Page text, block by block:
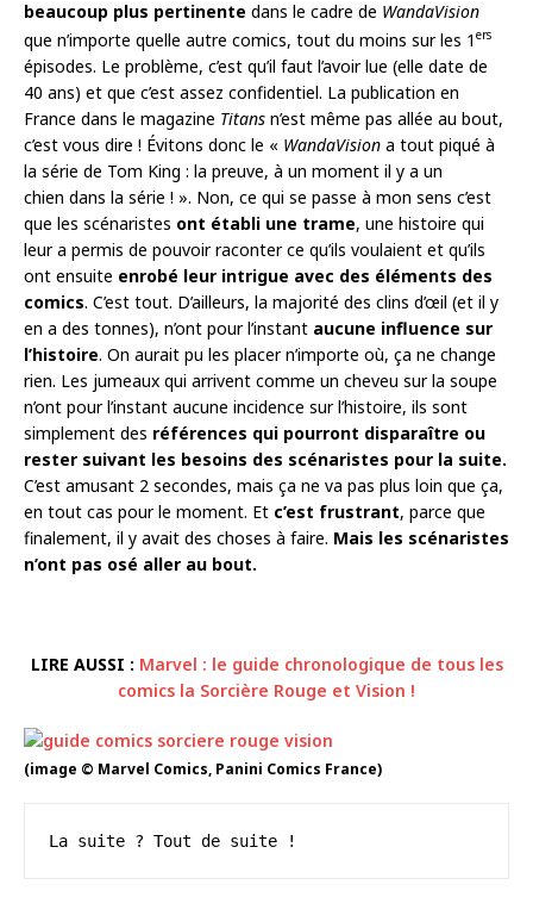
beaucoup plus pertinente dans le cadre de WandaVision
que n’importe quelle autre comics, tout du moins sur les 1 ers
épisodes. Le problème, c’est qu’il faut l’avoir lue (elle date de
40 ans) et que c’est assez confidentiel. La publication en
France dans le magazine Titans n’est même pas allée au bout,
c’est vous dire ! Évitons donc le « WandaVision a tout piqué à
la série de Tom King : la preuve, à un moment il y a un
chien dans la série ! ». Non, ce qui se passe à mon sens c’est
que les scénaristes ont établi une trame, une histoire qui
leur a permis de pouvoir raconter ce qu’ils voulaient et qu’ils
ont ensuite enrobé leur intrigue avec des éléments des
comics. C’est tout. D’ailleurs, la majorité des clins d’œil (et il y
en a des tonnes), n’ont pour l’instant aucune influence sur
l’histoire. On aurait pu les placer n’importe où, ça ne change
rien. Les jumeaux qui arrivent comme un cheveu sur la soupe
n’ont pour l’instant aucune incidence sur l’histoire, ils sont
simplement des références qui pourront disparaître ou
rester suivant les besoins des scénaristes pour la suite.
C’est amusant 2 secondes, mais ça ne va pas plus loin que ça,
en tout cas pour le moment. Et c’est frustrant, parce que
finalement, il y avait des choses à faire. Mais les scénaristes
n’ont pas osé aller au bout.
LIRE AUSSI : Marvel : le guide chronologique de tous les
comics la Sorcière Rouge et Vision !
(image © Marvel Comics, Panini Comics France)
La suite ? Tout de suite !